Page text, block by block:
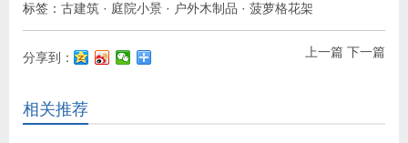
标签： 古建筑 · 庭院小景 · 户外木制品 · 菠萝格花架
上一篇 下一篇
分享到：
相关推荐